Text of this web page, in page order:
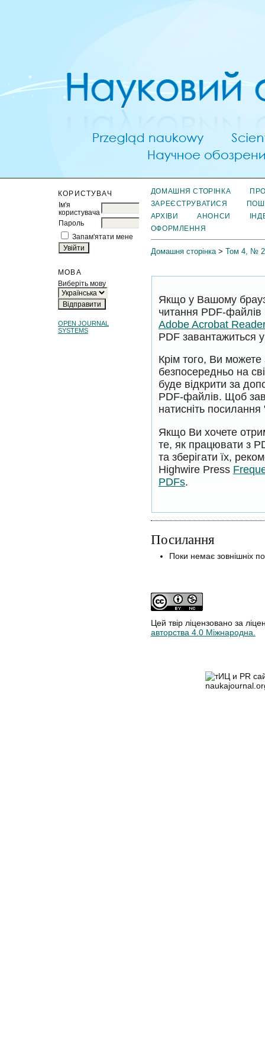
КОРИСТУВАЧ
Ім'я
користувача
Пароль
Запам'ятати мене
МОВА
Виберіть мову
OPEN JOURNAL
SYSTEMS
ДОМАШНЯ СТОРІНКА
ЗАРЕЄСТРУВАТИСЯ
АРХІВИ
АНОНСИ
ОФОРМЛЕННЯ
Домашня сторінка> Том 4, №
Якщо у Вашому
читання PDF-файлів
Adobe Acrobat
PDF завантажиться
Крім того, Ви
безпосередньо на
буде відкрити за
PDF-файлів. Щоб
натисніть
Якщо Ви хочете
те, як працювати з
та зберігати їх,
Highwire Press
PDFs.
Посилання
Поки немає зовнішніх
Цей твір ліцензовано за
авторства 4.0 Міжнародна.